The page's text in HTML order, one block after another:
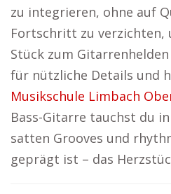
zu integrieren, ohne auf
Fortschritt zu verzichten,
Stück zum
für nützliche Details und
Musikschule Limbach
Bass-Gitarre tauchst du
satten Grooves und
geprägt ist – das